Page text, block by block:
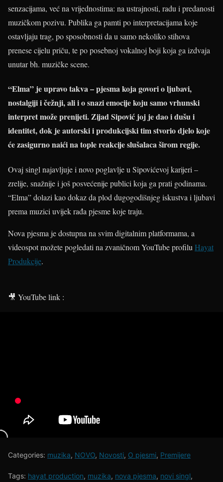
senzacijama, već na vrijednostima: na ustrajnosti, radu i predanosti
muzičkom pozivu. Publika ga pamti po interpretacijama koje
ostavljaju trag, po sposobnosti da u samo nekoliko stihova
prenese cijelu priču, te po posebnoj vokalnoj boji koja ga izdvaja
unutar bh. muzičke scene.
“Elma” je upravo takva – pjesma koja govori o ljubavi,
nostalgiji i čežnji, ali i o snazi emocije koju samo vrhunski
interpret može prenijeti. Zijad Sipović joj je dao i dušu i
identitet, dok je autorski i produkcijski tim stvorio djelo koje
će zasigurno naići na tople reakcije slušalaca širom regije.
Ovaj singl najavljuje i novo poglavlje u Sipovićevoj karijeri –
zrelije, snažnije i još posvećenije publici koja ga prati godinama.
“Elma” dolazi kao dokaz da plod dugogodišnjeg iskustva i ljubavi
prema muzici uvijek rađa pjesme koje traju.
Nova pjesma je dostupna na svim digitalnim platformama, a
videospot možete pogledati na zvaničnom YouTube profilu Hayat
Produkcije.
🎥 YouTube link :
Categories: muzika, NOVO, Novosti, O pjesmi, Premijere
Tags: hayat production, muzika, nova pjesma, novi singl,